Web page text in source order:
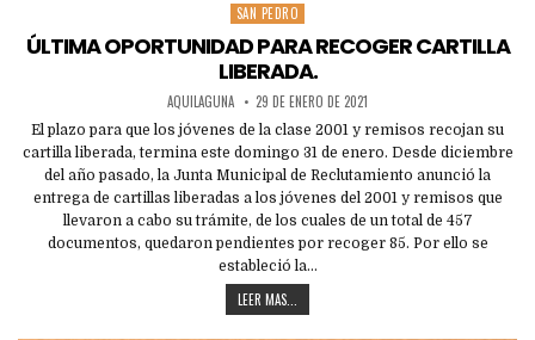
Posted
SAN PEDRO
ÚLTIMA OPORTUNIDAD PARA RECOGER CARTILLA
LIBERADA.
AQUILAGUNA 29 DE ENERO DE 2021
El plazo para que los jóvenes de la clase 2001 y remisos recojan su
cartilla liberada, termina este domingo 31 de enero. Desde diciembre
del año pasado, la Junta Municipal de Reclutamiento anunció la
entrega de cartillas liberadas a los jóvenes del 2001 y remisos que
llevaron a cabo su trámite, de los cuales de un total de 457
documentos, quedaron pendientes por recoger 85. Por ello se
estableció la…
LEER MAS...